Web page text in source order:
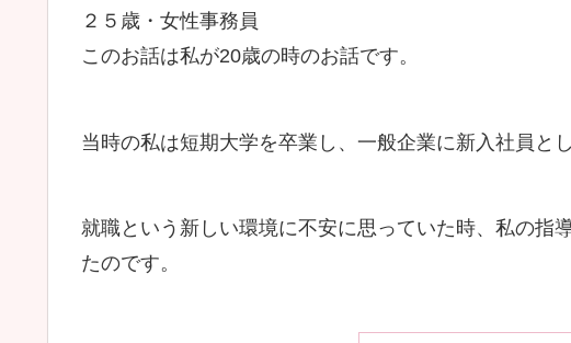
２５歳・女性事務員
このお話は私が20歳の時のお話です。
当時の私は短期大学を卒業し、一般企業に新入社員と
就職という新しい環境に不安に思っていた時、私の指
たのです。